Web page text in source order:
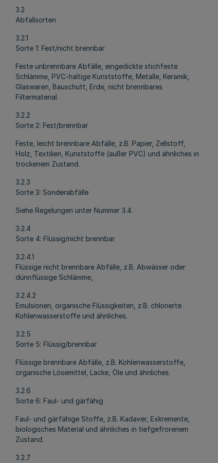
3.2
Abfallsorten
3.2.1
Sorte 1: Fest/nicht brennbar
Feste unbrennbare Abfälle, eingedickte stichfeste
Schlämme, PVC-haltige Kunststoffe, Metalle, Keramik,
Glaswaren, Bauschutt, Erde, nicht brennbares
Filtermaterial.
3.2.2
Sorte 2: Fest/brennbar
Feste, leicht brennbare Abfälle, z.B. Papier, Zellstoff,
Holz, Textilien, Kunststoffe (außer PVC) und ähnliches in
trockenem Zustand.
3.2.3
Sorte 3: Sonderabfälle
Siehe Regelungen unter Nummer 3.4.
3.2.4
Sorte 4: Flüssig/nicht brennbar
3.2.4.1
Flüssige nicht brennbare Abfälle, z.B. Abwässer oder
dünnflüssige Schlämme,
3.2.4.2
Emulsionen, organische Flüssigkeiten, z.B. chlorierte
Kohlenwasserstoffe und ähnliches.
3.2.5
Sorte 5: Flüssig/brennbar
Flüssige brennbare Abfälle, z.B. Kohlenwasserstoffe,
organische Lösemittel, Lacke, Öle und ähnliches.
3.2.6
Sorte 6: Faul- und gärfähig
Faul- und gärfähige Stoffe, z.B. Kadaver, Exkremente,
biologisches Material und ähnliches in tiefgefrorenem
Zustand.
3.2.7